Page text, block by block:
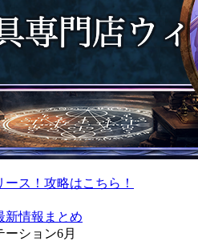
ス！攻略はこちら！
新情報まとめ
ーション6月